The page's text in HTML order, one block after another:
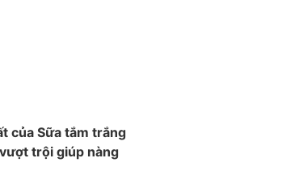
của Sữa tắm trắng
trội giúp nàng